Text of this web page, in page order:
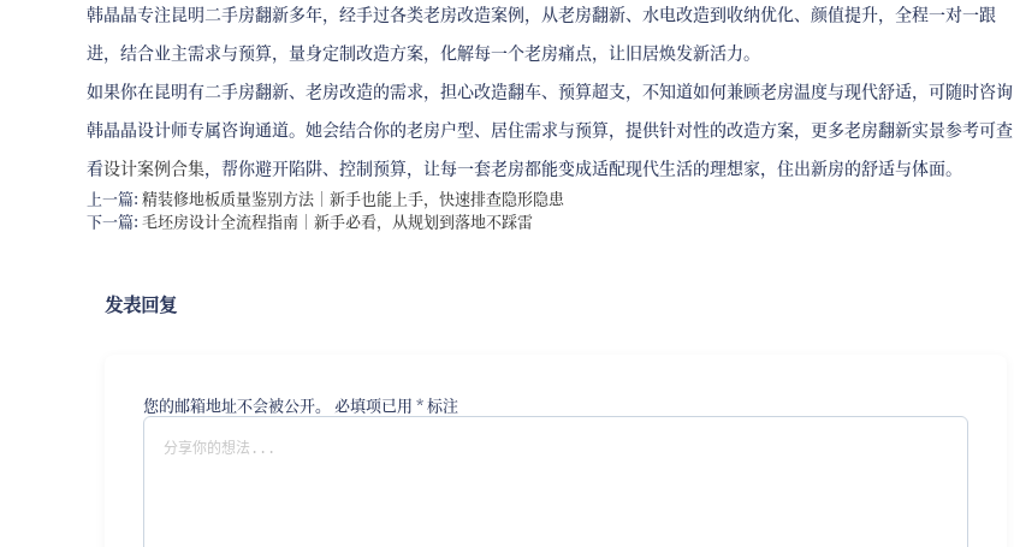
韩晶晶专注昆明二手房翻新多年，经手过各类老房改造案例，从老房翻新、水电改造到收纳优化、颜值提升，全程一对一跟
进，结合业主需求与预算，量身定制改造方案，化解每一个老房痛点，让旧居焕发新活力。
如果你在昆明有二手房翻新、老房改造的需求，担心改造翻车、预算超支，不知道如何兼顾老房温度与现代舒适，可随时咨询
韩晶晶设计师专属咨询通道。她会结合你的老房户型、居住需求与预算，提供针对性的改造方案，更多老房翻新实景参考可查
看设计案例合集，帮你避开陷阱、控制预算，让每一套老房都能变成适配现代生活的理想家，住出新房的舒适与体面。
上一篇: 精装修地板质量鉴别方法｜新手也能上手，快速排查隐形隐患
下一篇: 毛坯房设计全流程指南｜新手必看，从规划到落地不踩雷
发表回复
您的邮箱地址不会被公开。 必填项已用 *标注